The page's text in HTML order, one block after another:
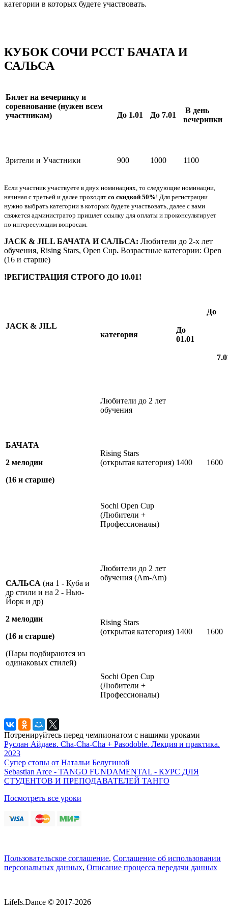
категории в которых будете участвовать.
КУБОК СОЧИ РССТ БАЧАТА И
САЛЬСА
Билет на вечеринку и
соревнование (нужен всем
участникам)
До 1.01 До 7.01
В день
вечеринки
Зрители и Участники 900 1000 1100
Если участник участвуете в двух номинациях, то следующие номинации,
начиная с третьей и далее проходят со скидкой 50%! Для регистрации
нужно выбрать категории в которых будете участвовать, далее с вами
свяжется администратор пришлет ссылку для оплаты и проконсультирует
по интересующим вопросам.
JACK & JILL БАЧАТА И САЛЬСА: Любители до 2-х лет
обучения, Rising Stars, Open Cup. Возрастные категории: Open
(16 и старше)
!РЕГИСТРАЦИЯ СТРОГО ДО 10.01!
JACK & JILL
категория
До
01.01
До
БАЧАТА
2 мелодии
(16 и старше)
Любители до 2 лет
обучения
1400 1600
Rising Stars
(открытая категория)
Sochi Open Cup
(Любители +
Профессионалы)
САЛЬСА (на 1 - Куба и
др стили и на 2 - Нью-
Йорк и др)
2 мелодии
(16 и старше)
(Пары подбираются из
одинаковых стилей)
Любители до 2 лет
обучения (Am-Аm)
1400 1600
Rising Stars
(открытая категория)
Sochi Open Cup
(Любители +
Профессионалы)
Потренируйтесь перед чемпионатом с нашими уроками
Руслан Айдаев. Cha-Cha-Cha + Pasodoble. Лекция и практика.
2023
Супер стопы от Натальи Белугиной
Sebastian Arce - TANGO FUNDAMENTAL - КУРС ДЛЯ
СТУДЕНТОВ И ПРЕПОДАВАТЕЛЕЙ ТАНГО
Посмотреть все уроки
Пользовательское соглашение, Соглашение об использовании
персональных данных, Описание процесса передачи данных
LifeIs.Dance © 2017-2026